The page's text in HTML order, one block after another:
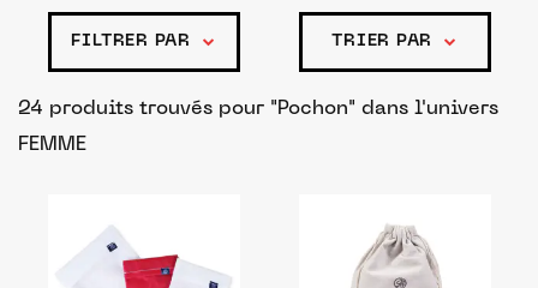
FILTRER PAR TRIER PAR
24 produits trouvés pour "Pochon" dans l'univers
FEMME